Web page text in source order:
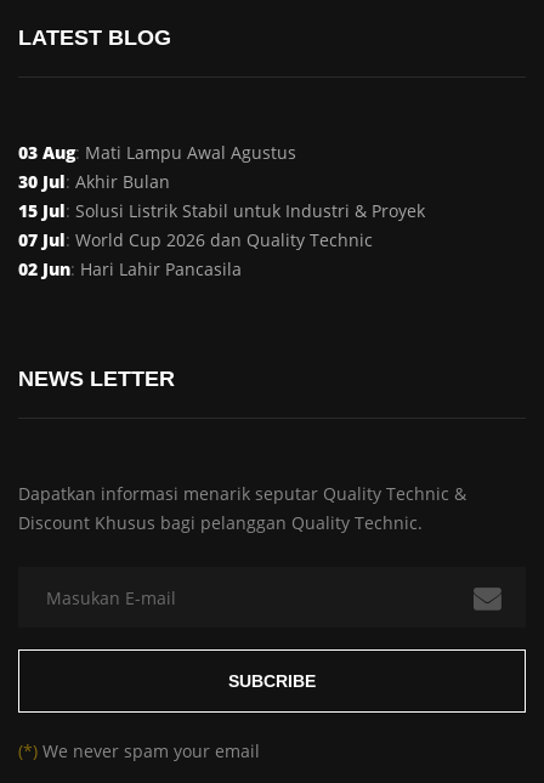
LATEST BLOG
03 Aug: Mati Lampu Awal Agustus
30 Jul: Akhir Bulan
15 Jul: Solusi Listrik Stabil untuk Industri & Proyek
07 Jul: World Cup 2026 dan Quality Technic
02 Jun: Hari Lahir Pancasila
NEWS LETTER
Dapatkan informasi menarik seputar Quality Technic &
Discount Khusus bagi pelanggan Quality Technic.
(*) We never spam your email